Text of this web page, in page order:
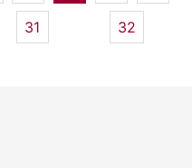
31 32